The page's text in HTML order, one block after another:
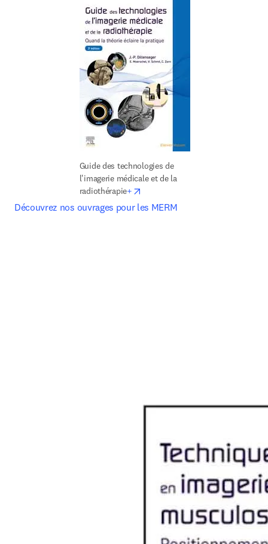
Guide des technologies de
l'imagerie médicale et de la
radiothérapie+
Découvrez nos ouvrages pour les MERM